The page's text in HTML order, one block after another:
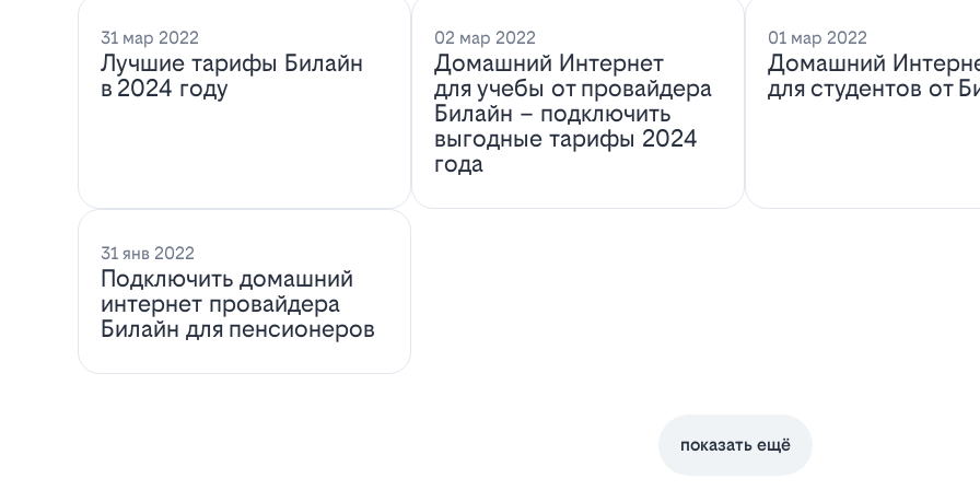
31 мар 2022
Лучшие тарифы Билайн
в 2024 году
02 мар 2022
Домашний Интернет
для учебы от провайдера
Билайн – подключить
выгодные тарифы 2024
года
01 мар 2022
Домашний
для студентов от
31 янв 2022
Подключить домашний
интернет провайдера
Билайн для пенсионеров
показать ещё